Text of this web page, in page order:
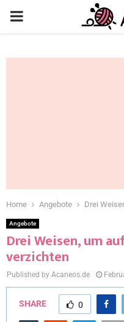
Home Angebote Drei
Angebote
Drei Weisen, um
verzichten
Published by Acaneos.de
SHARE 0